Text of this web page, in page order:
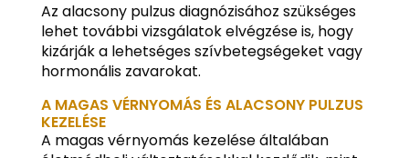
Az alacsony pulzus diagnózisához szükséges
lehet további vizsgálatok elvégzése is, hogy
kizárják a lehetséges szívbetegségeket vagy
hormonális zavarokat.
A MAGAS VÉRNYOMÁS ÉS ALACSONY PULZUS
KEZELÉSE
A magas vérnyomás kezelése általában